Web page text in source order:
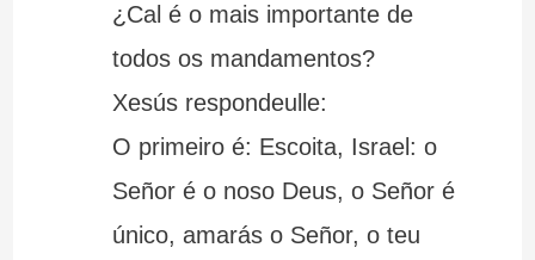
¿Cal é o mais importante de
todos os mandamentos?
Xesús respondeulle:
O primeiro é: Escoita, Israel: o
Señor é o noso Deus, o Señor é
único, amarás o Señor, o teu